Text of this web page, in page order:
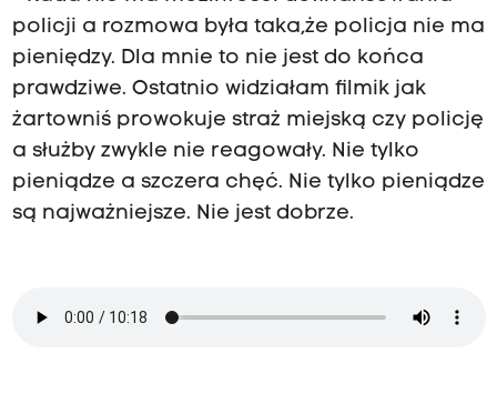
policji a rozmowa była taka,że policja nie ma
pieniędzy. Dla mnie to nie jest do końca
prawdziwe. Ostatnio widziałam filmik jak
żartowniś prowokuje straż miejską czy policję
a służby zwykle nie reagowały. Nie tylko
pieniądze a szczera chęć. Nie tylko pieniądze
są najważniejsze. Nie jest dobrze.